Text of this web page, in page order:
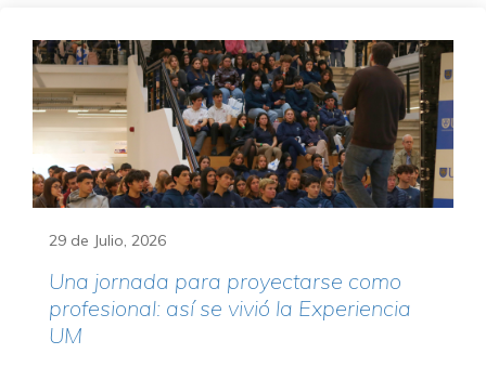
29 de Julio, 2026
Una jornada para proyectarse como
profesional: así se vivió la Experiencia
UM